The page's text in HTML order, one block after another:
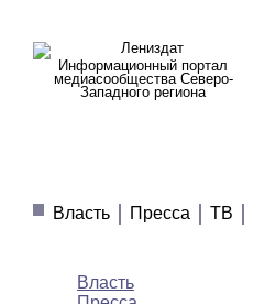
Информационный портал
медиасообщества Северо-
Западного региона
Власть
Пресса ТВ
Власть